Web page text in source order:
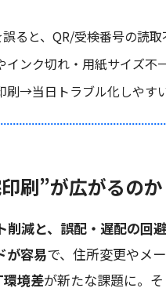
誤ると、QR/受検番号の読取
インク切れ・用紙サイズ不
刷→当日トラブル化しやすい
刷”が広がるのか
削減と、誤配・遅配の回避
が容易で、住所変更やメ
境差が新たな課題に。